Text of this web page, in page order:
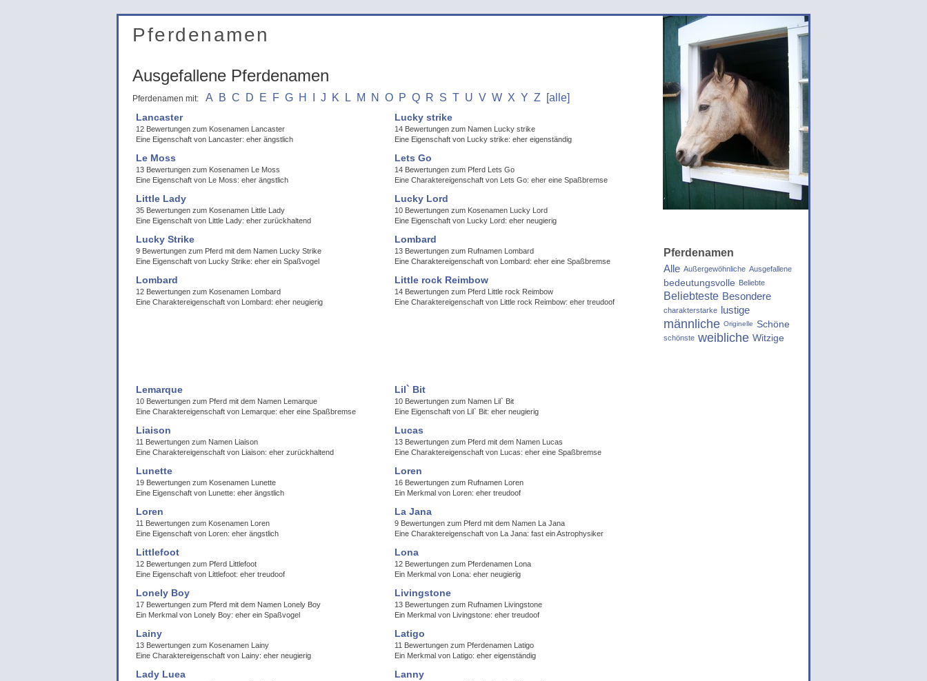
Pferdenamen
Ausgefallene Pferdenamen
Pferdenamen mit: A B C D E F G H J K L M N O P Q R S T U V W X Y Z [alle]
Lancaster
12 Bewertungen zum Kosenamen Lancaster
Eine Eigenschaft von Lancaster: eher ängstlich
Lucky strike
14 Bewertungen zum Namen Lucky strike
Eine Eigenschaft von Lucky strike: eher eigenständig
Le Moss
13 Bewertungen zum Kosenamen Le Moss
Eine Eigenschaft von Le Moss: eher ängstlich
Lets Go
14 Bewertungen zum Pferd Lets Go
Eine Charaktereigenschaft von Lets Go: eher eine Spaßbremse
Little Lady
35 Bewertungen zum Kosenamen Little Lady
Eine Eigenschaft von Little Lady: eher zurückhaltend
Lucky Lord
10 Bewertungen zum Kosenamen Lucky Lord
Eine Eigenschaft von Lucky Lord: eher neugierig
Lucky Strike
9 Bewertungen zum Pferd mit dem Namen Lucky Strike
Eine Eigenschaft von Lucky Strike: eher ein Spaßvogel
Lombard
13 Bewertungen zum Rufnamen Lombard
Eine Charaktereigenschaft von Lombard: eher eine Spaßbremse
Lombard
12 Bewertungen zum Kosenamen Lombard
Eine Charaktereigenschaft von Lombard: eher neugierig
Little rock Reimbow
14 Bewertungen zum Pferd Little rock Reimbow
Eine Charaktereigenschaft von Little rock Reimbow: eher treudoof
Lemarque
10 Bewertungen zum Pferd mit dem Namen Lemarque
Eine Charaktereigenschaft von Lemarque: eher eine Spaßbremse
Lil` Bit
10 Bewertungen zum Namen Lil` Bit
Eine Eigenschaft von Lil` Bit: eher neugierig
Liaison
11 Bewertungen zum Namen Liaison
Eine Charaktereigenschaft von Liaison: eher zurückhaltend
Lucas
13 Bewertungen zum Pferd mit dem Namen Lucas
Eine Charaktereigenschaft von Lucas: eher eine Spaßbremse
Lunette
19 Bewertungen zum Kosenamen Lunette
Eine Eigenschaft von Lunette: eher ängstlich
Loren
16 Bewertungen zum Rufnamen Loren
Ein Merkmal von Loren: eher treudoof
Loren
11 Bewertungen zum Kosenamen Loren
Eine Eigenschaft von Loren: eher ängstlich
La Jana
9 Bewertungen zum Pferd mit dem Namen La Jana
Eine Charaktereigenschaft von La Jana: fast ein Astrophysiker
Littlefoot
12 Bewertungen zum Pferd Littlefoot
Eine Eigenschaft von Littlefoot: eher treudoof
Lona
12 Bewertungen zum Pferdenamen Lona
Ein Merkmal von Lona: eher neugierig
Lonely Boy
17 Bewertungen zum Pferd mit dem Namen Lonely Boy
Ein Merkmal von Lonely Boy: eher ein Spaßvogel
Livingstone
13 Bewertungen zum Rufnamen Livingstone
Ein Merkmal von Livingstone: eher treudoof
Lainy
13 Bewertungen zum Kosenamen Lainy
Eine Charaktereigenschaft von Lainy: eher neugierig
Latigo
11 Bewertungen zum Pferdenamen Latigo
Ein Merkmal von Latigo: eher eigenständig
Lady Luea Lanny
Pferdenamen
Alle Außergewöhnliche Ausgefallene
bedeutungsvolle Beliebte
Beliebteste Besondere
charakterstarke lustige
männliche Originelle Schöne
schönste weibliche Witzige